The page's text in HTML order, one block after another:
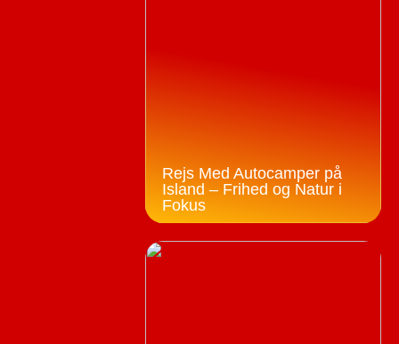
Rejs Med Autocamper på
Island – Frihed og Natur i
Fokus